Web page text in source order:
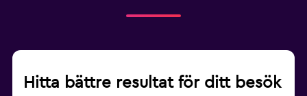
Hitta bättre resultat för ditt besök